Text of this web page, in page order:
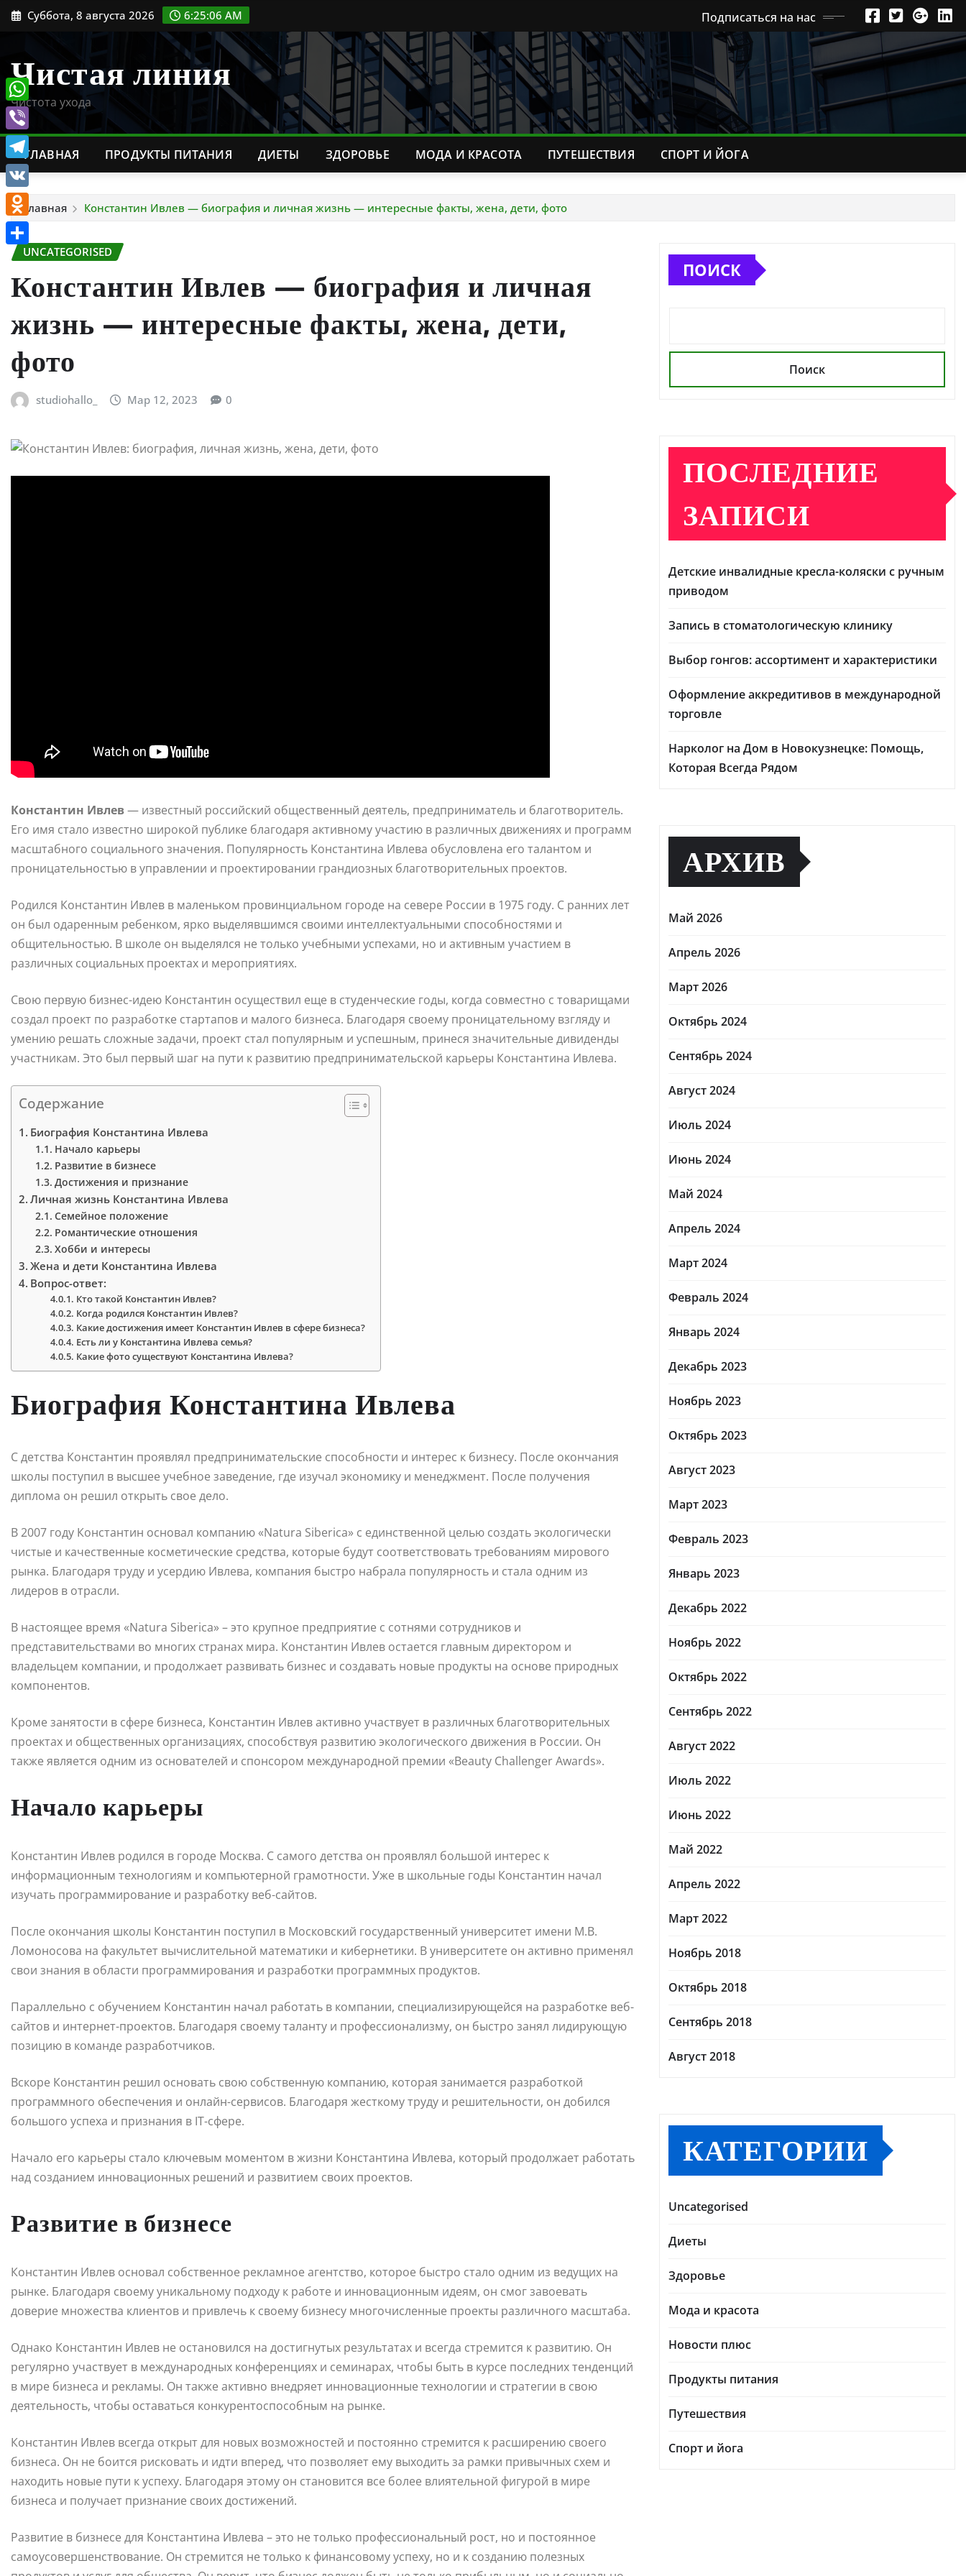
ПерейтиСуббота, 8 августа 2026 6:25:07 AM Подписаться на нас
Чистая линия
Чистота ухода
ГЛАВНАЯ ПРОДУКТЫ ПИТАНИЯ ДИЕТЫ ЗДОРОВЬЕ МОДА И КРАСОТА ПУТЕШЕСТВИЯ СПОРТ И ЙОГА
Главная Константин Ивлев — биография и личная жизнь — интересные факты, жена, дети, фото
UNCATEGORISED
Константин Ивлев — биография и личная
жизнь — интересные факты, жена, дети,
фото
studiohallo_ Мар 12, 2023 0
Константин Ивлев— известный российский общественный деятель, предприниматель и благотворитель.
Его имя стало известно широкой публике благодаря активному участию в различных движениях и программ
масштабного социального значения. Популярность Константина Ивлева обусловлена его талантом и
проницательностью в управлении и проектировании грандиозных благотворительных проектов.
Родился Константин Ивлев в маленьком провинциальном городе на севере России в 1975 году. С ранних лет
он был одаренным ребенком, ярко выделявшимся своими интеллектуальными способностями и
общительностью. В школе он выделялся не только учебными успехами, но и активным участием в
различных социальных проектах и мероприятиях.
Свою первую бизнес-идею Константин осуществил еще в студенческие годы, когда совместно с товарищами
создал проект по разработке стартапов и малого бизнеса. Благодаря своему проницательному взгляду и
умению решать сложные задачи, проект стал популярным и успешным, принеся значительные дивиденды
участникам. Это был первый шаг на пути к развитию предпринимательской карьеры Константина Ивлева.
Содержание
Биография Константина Ивлева
Начало карьеры
Развитие в бизнесе
Достижения и признание
Личная жизнь Константина Ивлева
Семейное положение
Романтические отношения
Хобби и интересы
Жена и дети Константина Ивлева
Вопрос-ответ:
Кто такой Константин Ивлев?
Когда родился Константин Ивлев?
Какие достижения имеет Константин Ивлев в сфере бизнеса?
Есть ли у Константина Ивлева семья?
Какие фото существуют Константина Ивлева?
Биография Константина Ивлева
С детства Константин проявлял предпринимательские способности и интерес к бизнесу. После окончания
школы поступил в высшее учебное заведение, где изучал экономику и менеджмент. После получения
диплома он решил открыть свое дело.
В 2007 году Константин основал компанию «Natura Siberica» с единственной целью создать экологически
чистые и качественные косметические средства, которые будут соответствовать требованиям мирового
рынка. Благодаря труду и усердию Ивлева, компания быстро набрала популярность и стала одним из
лидеров в отрасли.
В настоящее время «Natura Siberica» – это крупное предприятие с сотнями сотрудников и
представительствами во многих странах мира. Константин Ивлев остается главным директором и
владельцем компании, и продолжает развивать бизнес и создавать новые продукты на основе природных
компонентов.
Кроме занятости в сфере бизнеса, Константин Ивлев активно участвует в различных благотворительных
проектах и общественных организациях, способствуя развитию экологического движения в России. Он
также является одним из основателей и спонсором международной премии «Beauty Challenger Awards».
Начало карьеры
Константин Ивлев родился в городе Москва. С самого детства он проявлял большой интерес к
информационным технологиям и компьютерной грамотности. Уже в школьные годы Константин начал
изучать программирование и разработку веб-сайтов.
После окончания школы Константин поступил в Московский государственный университет имени М.В.
Ломоносова на факультет вычислительной математики и кибернетики. В университете он активно применял
свои знания в области программирования и разработки программных продуктов.
Параллельно с обучением Константин начал работать в компании, специализирующейся на разработке веб-
сайтов и интернет-проектов. Благодаря своему таланту и профессионализму, он быстро занял лидирующую
позицию в команде разработчиков.
Вскоре Константин решил основать свою собственную компанию, которая занимается разработкой
программного обеспечения и онлайн-сервисов. Благодаря жесткому труду и решительности, он добился
большого успеха и признания в IT-сфере.
Начало его карьеры стало ключевым моментом в жизни Константина Ивлева, который продолжает работать
над созданием инновационных решений и развитием своих проектов.
Развитие в бизнесе
Константин Ивлев основал собственное рекламное агентство, которое быстро стало одним из ведущих на
рынке. Благодаря своему уникальному подходу к работе и инновационным идеям, он смог завоевать
доверие множества клиентов и привлечь к своему бизнесу многочисленные проекты различного масштаба.
Однако Константин Ивлев не остановился на достигнутых результатах и всегда стремится к развитию. Он
регулярно участвует в международных конференциях и семинарах, чтобы быть в курсе последних тенденций
в мире бизнеса и рекламы. Он также активно внедряет инновационные технологии и стратегии в свою
деятельность, чтобы оставаться конкурентоспособным на рынке.
Константин Ивлев всегда открыт для новых возможностей и постоянно стремится к расширению своего
бизнеса. Он не боится рисковать и идти вперед, что позволяет ему выходить за рамки привычных схем и
находить новые пути к успеху. Благодаря этому он становится все более влиятельной фигурой в мире
бизнеса и получает признание своих достижений.
Развитие в бизнесе для Константина Ивлева – это не только профессиональный рост, но и постоянное
самоусовершенствование. Он стремится не только к финансовому успеху, но и к созданию полезных
ПОИСК
Поиск
ПОСЛЕДНИЕ
ЗАПИСИ
Детские инвалидные кресла-коляски с ручным
приводом
Запись в стоматологическую клинику
Выбор гонгов: ассортимент и характеристики
Оформление аккредитивов в международной
торговле
Нарколог на Дом в Новокузнецке: Помощь,
Которая Всегда Рядом
АРХИВ
Май 2026
Апрель 2026
Март 2026
Октябрь 2024
Сентябрь 2024
Август 2024
Июль 2024
Июнь 2024
Май 2024
Апрель 2024
Март 2024
Февраль 2024
Январь 2024
Декабрь 2023
Ноябрь 2023
Октябрь 2023
Август 2023
Март 2023
Февраль 2023
Январь 2023
Декабрь 2022
Ноябрь 2022
Октябрь 2022
Сентябрь 2022
Август 2022
Июль 2022
Июнь 2022
Май 2022
Апрель 2022
Март 2022
Ноябрь 2018
Октябрь 2018
Сентябрь 2018
Август 2018
КАТЕГОРИИ
Uncategorised
Диеты
Здоровье
Мода и красота
Новости плюс
Продукты питания
Путешествия
Спорт и йога
WhatsApp
Viber
Telegram
VK
Odnoklassniki
Отправить